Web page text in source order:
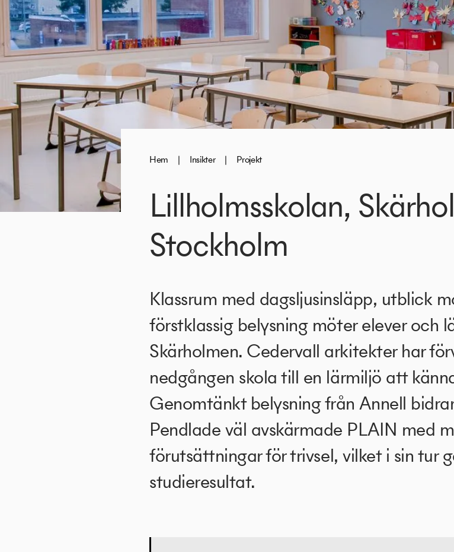
Hem | Insikter | Projekt
Lillholmsskolan,
Stockholm
Klassrum med dagsljusinsläpp, utblick
förstklassig belysning möter elever och
Skärholmen. Cedervall arkitekter har
nedgången skola till en lärmiljö att
Genomtänkt belysning från Annell
Pendlade väl avskärmade PLAIN med
förutsättningar för trivsel, vilket i sin tur
studieresultat.